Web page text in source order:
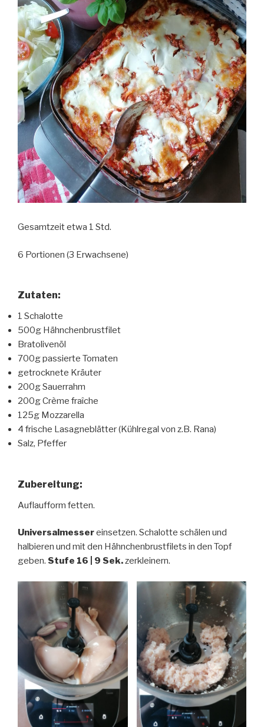
Gesamtzeit etwa 1 Std.
6 Portionen (3 Erwachsene)
Zutaten:
1 Schalotte
500g Hähnchenbrustfilet
Bratolivenöl
700g passierte Tomaten
getrocknete Kräuter
200g Sauerrahm
200g Crème fraîche
125g Mozzarella
4 frische Lasagneblätter (Kühlregal von z.B. Rana)
Salz, Pfeffer
Zubereitung:
Auflaufform fetten.
Universalmessereinsetzen. Schalotte schälen und
halbieren und mit den Hähnchenbrustfilets in den Topf
geben. Stufe 16 | 9 Sek.zerkleinern.